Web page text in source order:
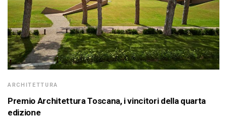
ARCHITETTURA
Premio Architettura Toscana, i vincitori della quarta
edizione